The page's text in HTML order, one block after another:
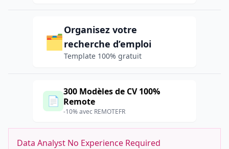
🗂️
Organisez votre
recherche d’emploi
Template 100% gratuit
📄
300 Modèles de CV 100%
Remote
-10% avec REMOTEFR
Data Analyst No Experience Required